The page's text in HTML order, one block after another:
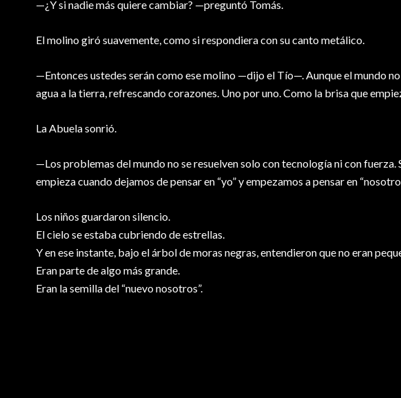
—¿Y si nadie más quiere cambiar? —preguntó Tomás.
El molino giró suavemente, como si respondiera con su canto metálico.
—Entonces ustedes serán como ese molino —dijo el Tío—. Aunque el mundo
agua a la tierra, refrescando corazones. Uno por uno. Como la brisa que
La Abuela sonrió.
—Los problemas del mundo no se resuelven solo con tecnología ni con fuerza.
empieza cuando dejamos de pensar en “yo” y empezamos a pensar en
Los niños guardaron silencio.
El cielo se estaba cubriendo de estrellas.
Y en ese instante, bajo el árbol de moras negras, entendieron que no eran
Eran parte de algo más grande.
Eran la semilla del “nuevo nosotros”.